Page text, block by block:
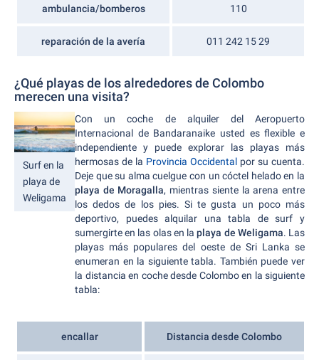
ambulancia/bomberos 110
reparación de la avería 011 242 15 29
¿Qué playas de los alrededores de Colombo
merecen una visita?
Surf en la
playa de
Weligama
Con un coche de alquiler del Aeropuerto
Internacional de Bandaranaike usted es flexible e
independiente y puede explorar las playas más
hermosas de la Provincia Occidental por su cuenta.
Deje que su alma cuelgue con un cóctel helado en la
playa de Moragalla, mientras siente la arena entre
los dedos de los pies. Si te gusta un poco más
deportivo, puedes alquilar una tabla de surf y
sumergirte en las olas en laplaya de Weligama. Las
playas más populares del oeste de Sri Lanka se
enumeran en la siguiente tabla. También puede ver
la distancia en coche desde Colombo en la siguiente
tabla:
encallar Distancia desde Colombo